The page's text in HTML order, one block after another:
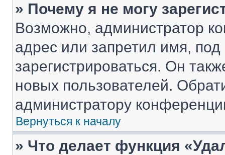
» Почему я не могу
Возможно, администратор
адрес или запретил имя,
зарегистрироваться. Он
новых пользователей.
администратору
Вернуться к началу
» Что делает функция